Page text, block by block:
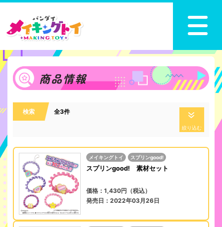
商品情報
検索 全3件
絞り込む
メイキングトイ スプリンgood!
スプリンgood! 素材セット
価格：1,430円（税込）
発売日：2022年03月26日